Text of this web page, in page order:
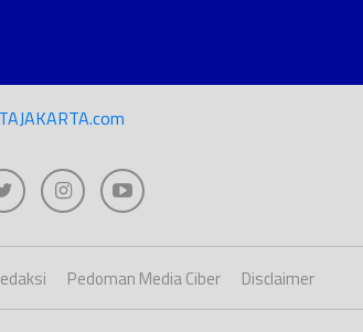
Pedoman Media Ciber Disclaimer